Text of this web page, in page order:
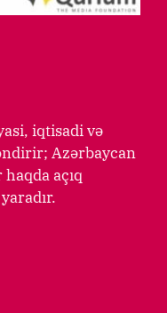
iqtisadi və
Azərbaycan
açıq